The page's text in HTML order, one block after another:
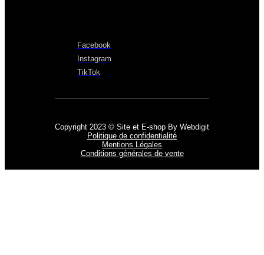
Facebook
Instagram
TikTok
Copyright 2023 © Site et E-shop By Webdigit
Politique de confidentialité
Mentions Légales
Conditions générales de vente